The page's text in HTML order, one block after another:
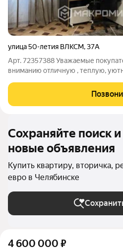
улица 50-летия ВЛКСМ,37А
Арт. 72357388 Уважаемые
вниманию отличную , теплую,
расположение дома , все в
сады , Школа, Поликлиника,
Сохраняйте поиск
новые объявления
Купить квартиру, вторичка,
евро в Челябинске
4 600 000 ₽